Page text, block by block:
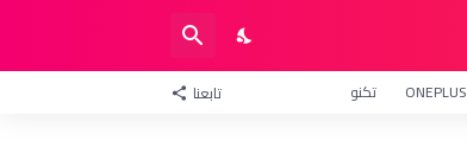
ONEPLUS تكنو تابعنا